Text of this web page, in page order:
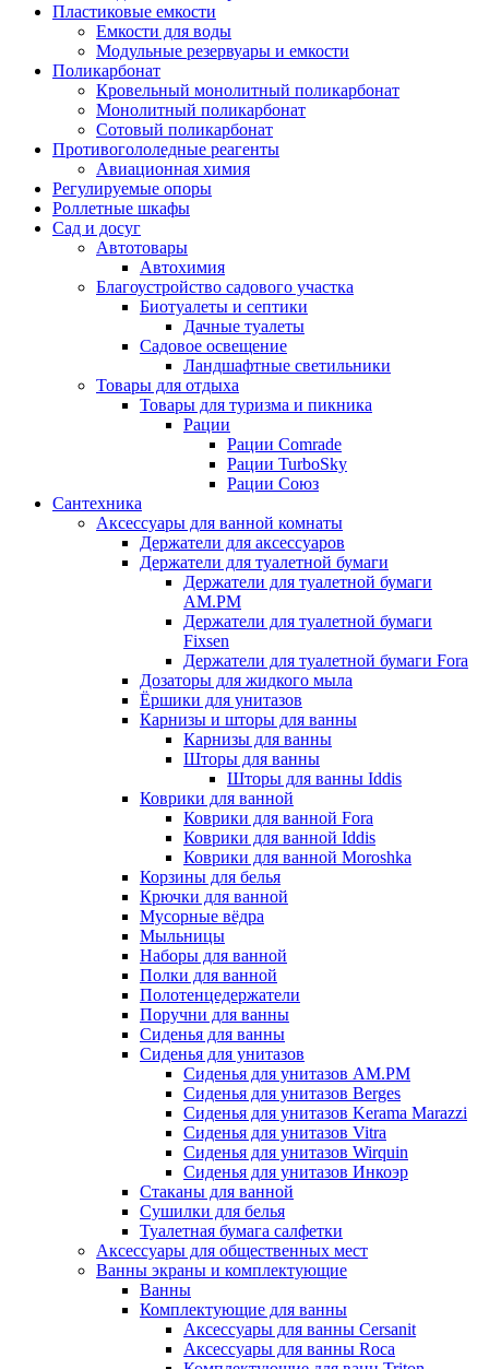
Пластиковые емкости
Емкости для воды
Модульные резервуары и емкости
Поликарбонат
Кровельный монолитный поликарбонат
Монолитный поликарбонат
Сотовый поликарбонат
Противогололедные реагенты
Авиационная химия
Регулируемые опоры
Роллетные шкафы
Сад и досуг
Автотовары
Автохимия
Благоустройство садового участка
Биотуалеты и септики
Дачные туалеты
Садовое освещение
Ландшафтные светильники
Товары для отдыха
Товары для туризма и пикника
Рации
Рации Comrade
Рации TurboSky
Рации Союз
Сантехника
Аксессуары для ванной комнаты
Держатели для аксессуаров
Держатели для туалетной бумаги
Держатели для туалетной бумаги
AM.PM
Держатели для туалетной бумаги
Fixsen
Держатели для туалетной бумаги Fora
Дозаторы для жидкого мыла
Ёршики для унитазов
Карнизы и шторы для ванны
Карнизы для ванны
Шторы для ванны
Шторы для ванны Iddis
Коврики для ванной
Коврики для ванной Fora
Коврики для ванной Iddis
Коврики для ванной Moroshka
Корзины для белья
Крючки для ванной
Мусорные вёдра
Мыльницы
Наборы для ванной
Полки для ванной
Полотенцедержатели
Поручни для ванны
Сиденья для ванны
Сиденья для унитазов
Сиденья для унитазов AM.PM
Сиденья для унитазов Berges
Сиденья для унитазов Kerama Marazzi
Сиденья для унитазов Vitra
Сиденья для унитазов Wirquin
Сиденья для унитазов Инкоэр
Стаканы для ванной
Сушилки для белья
Туалетная бумага салфетки
Аксессуары для общественных мест
Ванны экраны и комплектующие
Ванны
Комплектующие для ванны
Аксессуары для ванны Cersanit
Аксессуары для ванны Roca